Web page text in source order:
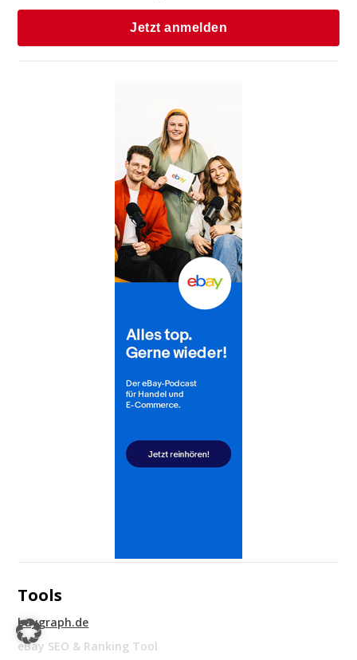
Tools
baygraph.de
eBay SEO & Ranking Tool